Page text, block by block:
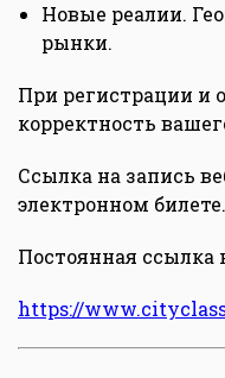
Новые реалии.
рынки.
При регистрации и
корректность
Ссылка на запись
электронном билете.
Постоянная ссылка
https://